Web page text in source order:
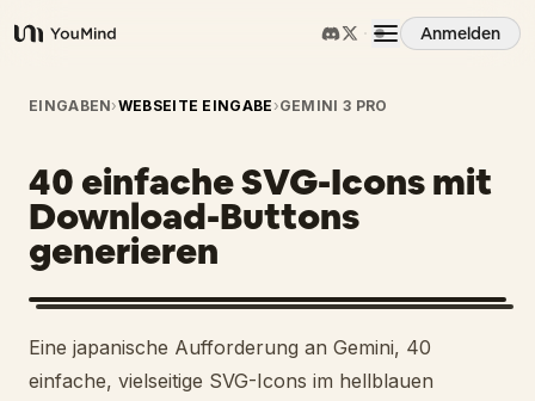
YouMind
Anmelden
Übersicht
Anwendungsfälle
Fähigkeiten
Prompts
EINGABEN›WEBSEITE EINGABE ›GEMINI 3 PRO
40 einfache SVG-Icons mit
Download-Buttons
generieren
Eine japanische Aufforderung an Gemini, 40
einfache, vielseitige SVG-Icons im hellblauen